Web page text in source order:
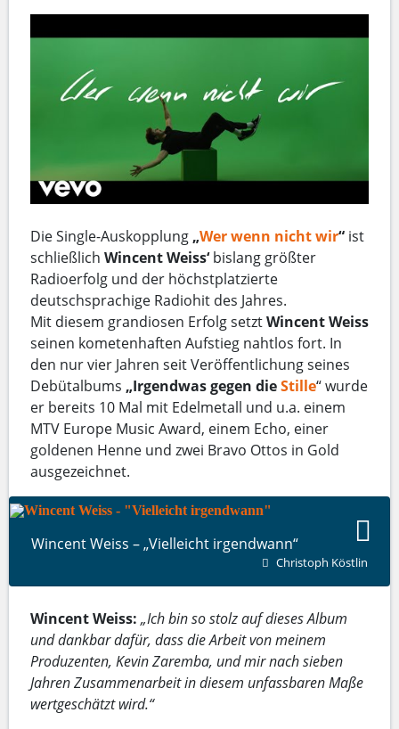
Die Single-Auskopplung „Wer wenn nicht wir“ ist
schließlich Wincent Weiss‘bislang größter
Radioerfolg und der höchstplatzierte
deutschsprachige Radiohit des Jahres.
Mit diesem grandiosen Erfolg setztWincent Weiss
seinen kometenhaften Aufstieg nahtlos fort. In
den nur vier Jahren seit Veröffentlichung seines
Debütalbums „Irgendwas gegen dieStille“ wurde
er bereits 10 Mal mit Edelmetall und u.a. einem
MTV Europe Music Award, einem Echo, einer
goldenen Henne und zwei Bravo Ottos in Gold
ausgezeichnet.
Wincent Weiss – „Vielleicht irgendwann“
Christoph Köstlin
Wincent Weiss: „Ich bin so stolz auf dieses Album
und dankbar dafür, dass die Arbeit von meinem
Produzenten, Kevin Zaremba, und mir nach sieben
Jahren Zusammenarbeit in diesem unfassbaren Maße
wertgeschätzt wird.“